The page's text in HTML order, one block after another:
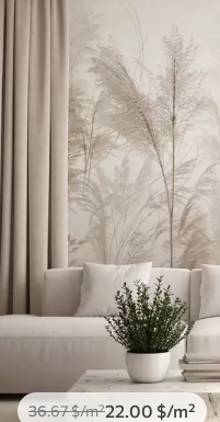
36.67$/m²22 .00 $/m²